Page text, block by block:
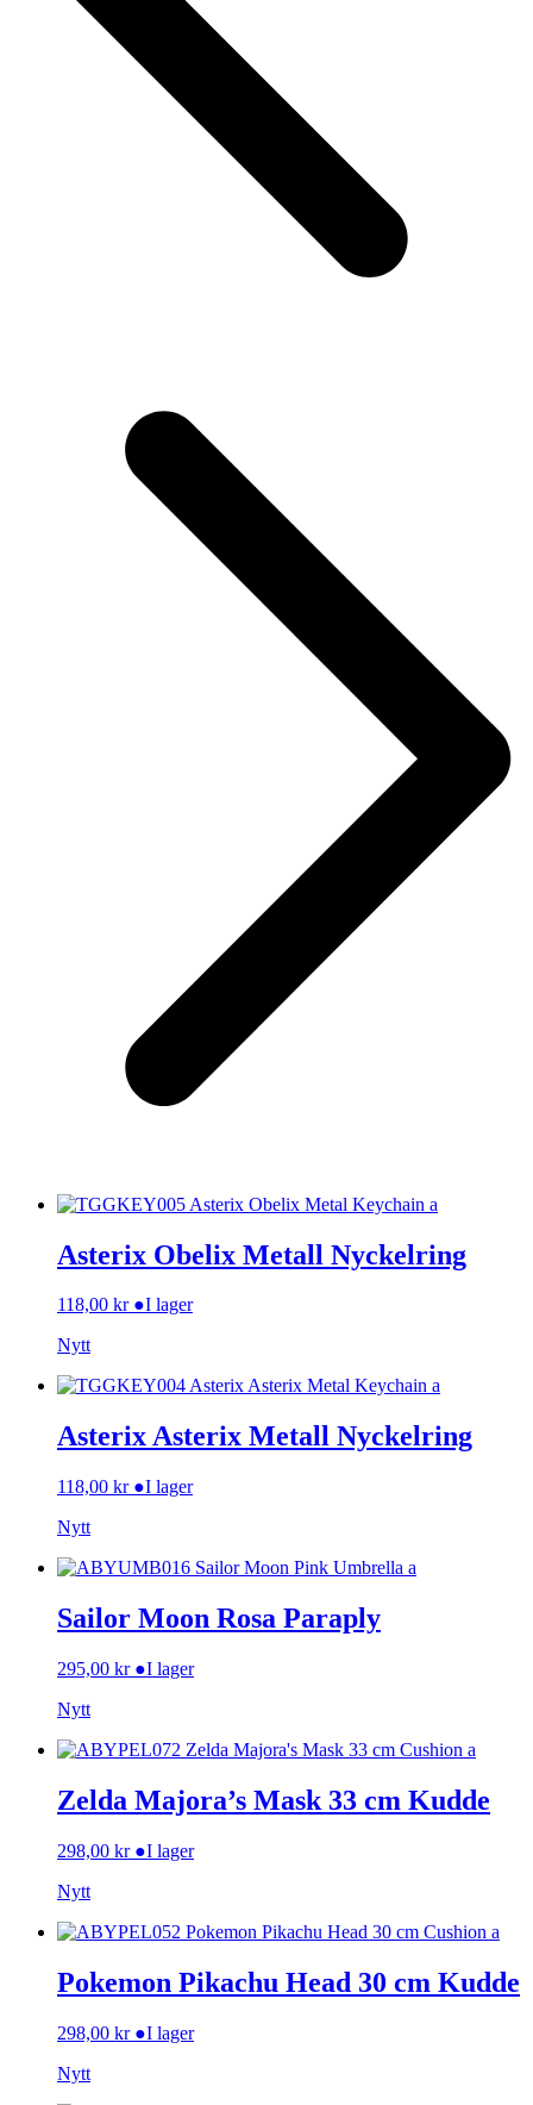
Asterix Obelix Metall Nyckelring
118,00 kr ●I lager
Nytt
Asterix Asterix Metall Nyckelring
118,00 kr ●I lager
Nytt
Sailor Moon Rosa Paraply
295,00 kr ●I lager
Nytt
Zelda Majora’s Mask 33 cm Kudde
298,00 kr ●I lager
Nytt
Pokemon Pikachu Head 30 cm Kudde
298,00 kr ●I lager
Nytt